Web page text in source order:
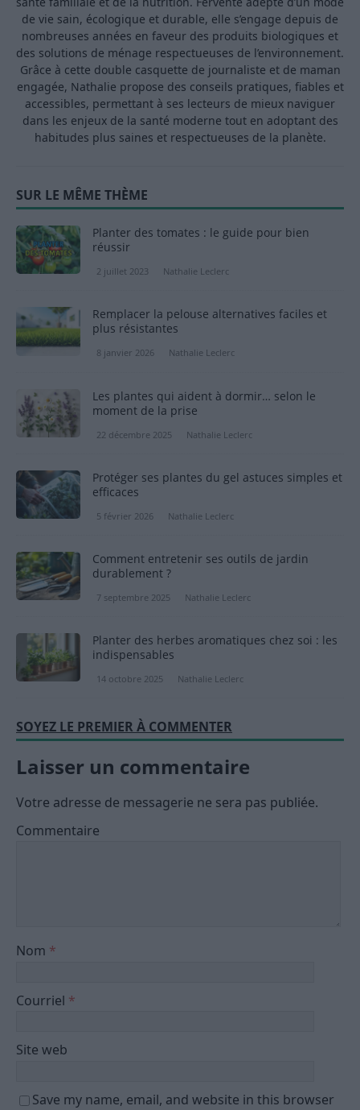
de vie sain, écologique et durable, elle s’engage depuis de
nombreuses années en faveur des produits biologiques et
des solutions de ménage respectueuses de l’environnement.
Grâce à cette double casquette de journaliste et de maman
engagée, Nathalie propose des conseils pratiques, fiables et
accessibles, permettant à ses lecteurs de mieux naviguer
dans les enjeux de la santé moderne tout en adoptant des
habitudes plus saines et respectueuses de la planète.
SUR LE MÊME THÈME
Planter des tomates : le guide pour bien
réussir
2 juillet 2023 Nathalie Leclerc
Remplacer la pelouse alternatives faciles et
plus résistantes
8 janvier 2026 Nathalie Leclerc
Les plantes qui aident à dormir… selon le
moment de la prise
22 décembre 2025 Nathalie Leclerc
Protéger ses plantes du gel astuces simples et
efficaces
5 février 2026 Nathalie Leclerc
Comment entretenir ses outils de jardin
durablement ?
7 septembre 2025 Nathalie Leclerc
Planter des herbes aromatiques chez soi : les
indispensables
14 octobre 2025 Nathalie Leclerc
SOYEZ LE PREMIER À COMMENTER
Laisser un commentaire
Votre adresse de messagerie ne sera pas publiée.
Commentaire
Nom *
Courriel *
Site web
Save my name, email, and website in this browser